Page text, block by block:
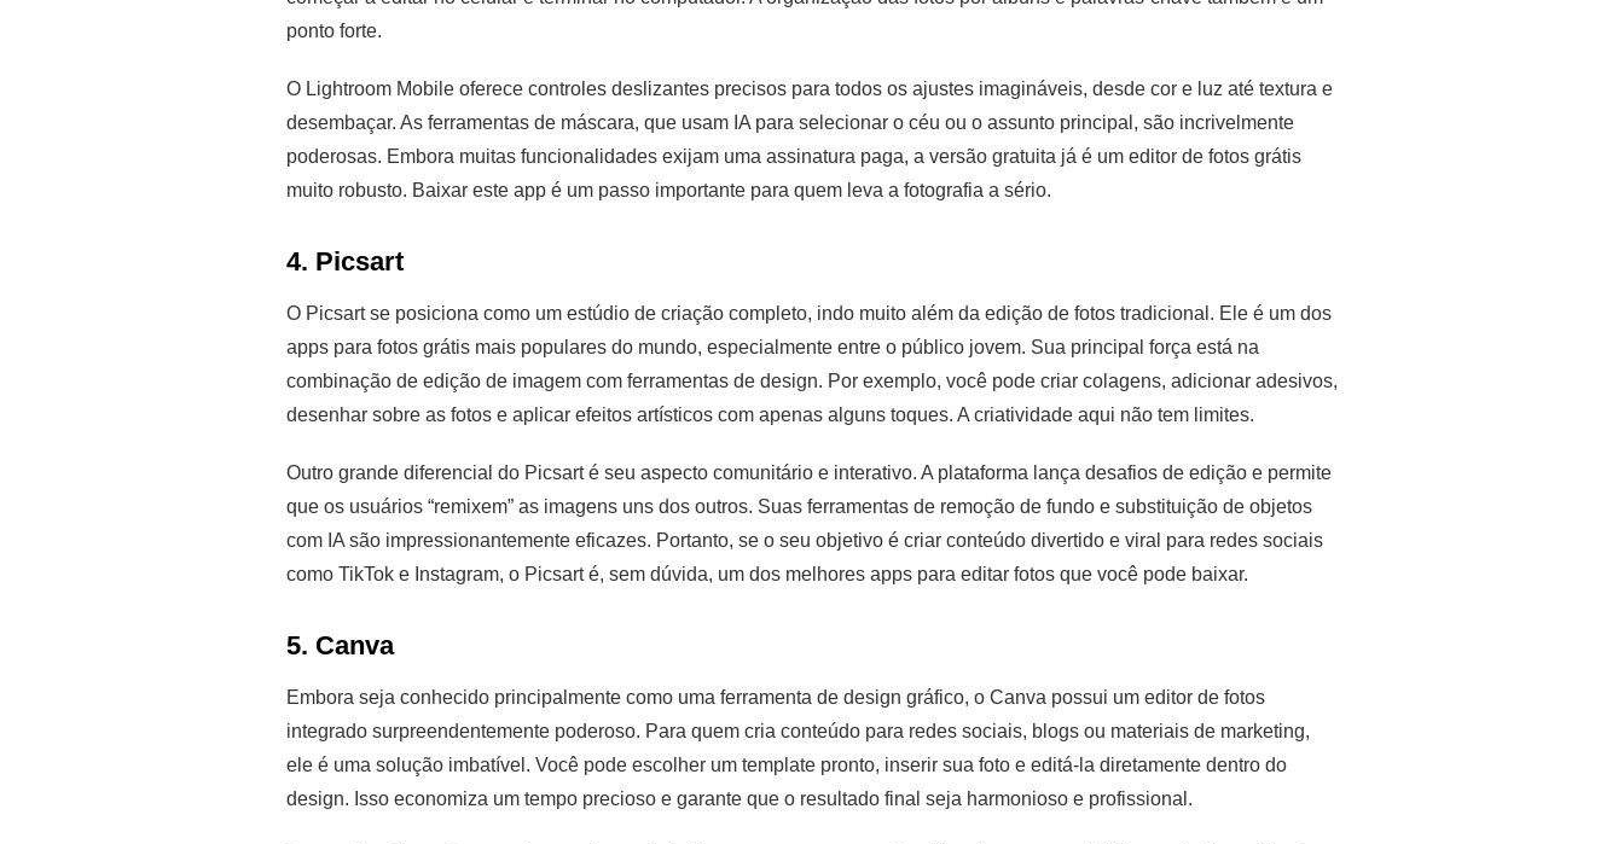
ponto forte.
O Lightroom Mobile oferece controles deslizantes precisos para todos os ajustes imagináveis, desde cor e luz até textura e
desembaçar. As ferramentas de máscara, que usam IA para selecionar o céu ou o assunto principal, são incrivelmente
poderosas. Embora muitas funcionalidades exijam uma assinatura paga, a versão gratuita já é um editor de fotos grátis
muito robusto. Baixar este app é um passo importante para quem leva a fotografia a sério.
4. Picsart
O Picsart se posiciona como um estúdio de criação completo, indo muito além da edição de fotos tradicional. Ele é um dos
apps para fotos grátis mais populares do mundo, especialmente entre o público jovem. Sua principal força está na
combinação de edição de imagem com ferramentas de design. Por exemplo, você pode criar colagens, adicionar adesivos,
desenhar sobre as fotos e aplicar efeitos artísticos com apenas alguns toques. A criatividade aqui não tem limites.
Outro grande diferencial do Picsart é seu aspecto comunitário e interativo. A plataforma lança desafios de edição e permite
que os usuários “remixem” as imagens uns dos outros. Suas ferramentas de remoção de fundo e substituição de objetos
com IA são impressionantemente eficazes. Portanto, se o seu objetivo é criar conteúdo divertido e viral para redes sociais
como TikTok e Instagram, o Picsart é, sem dúvida, um dos melhores apps para editar fotos que você pode baixar.
5. Canva
Embora seja conhecido principalmente como uma ferramenta de design gráfico, o Canva possui um editor de fotos
integrado surpreendentemente poderoso. Para quem cria conteúdo para redes sociais, blogs ou materiais de marketing,
ele é uma solução imbatível. Você pode escolher um template pronto, inserir sua foto e editá-la diretamente dentro do
design. Isso economiza um tempo precioso e garante que o resultado final seja harmonioso e profissional.